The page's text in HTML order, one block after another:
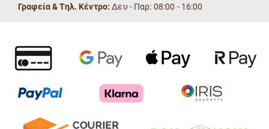
Γραφεία & Τηλ. Κέντρο: Δευ - Παρ: 08:00 - 16:00